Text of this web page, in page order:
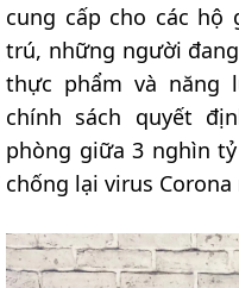
cung cấp cho các
trú, những người
thực phẩm và năng
chính sách quyết
phòng giữa 3 nghìn
chống lại virus